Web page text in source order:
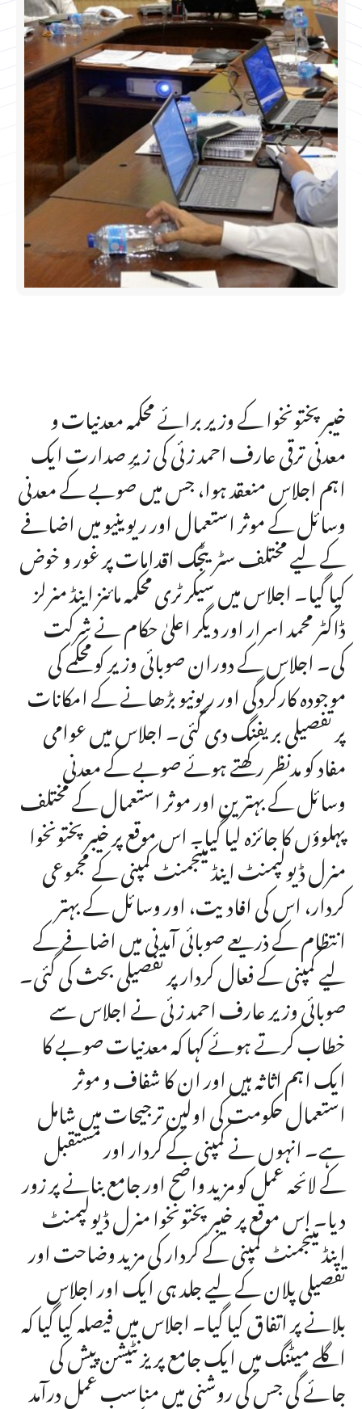
خیبر پختونخوا کے وزیر برائے محکمہ معدنیات و
معدنی ترقی عارف احمد زئی کی زیرِ صدارت ایک
اہم اجلاس منعقد ہوا، جس میں صوبے کے معدنی
وسائل کے موثر استعمال اور ریوینیو میں اضافے
کے لیے مختلف سٹریٹجک اقدامات پر غور و خوض
کیا گیا۔ اجلاس میں سیکرٹری محکمہ مائنز اینڈ منرلز
ڈاکٹر محمد اسرار اور دیگر اعلیٰ حکام نے شرکت
کی۔ اجلاس کے دوران صوبائی وزیر کو محکمے کی
موجودہ کارکردگی اور ریونیو بڑھانے کے امکانات
پر تفصیلی بریفنگ دی گئی۔ اجلاس میں عوامی
مفاد کو مدنظر رکھتے ہوئے صوبے کے معدنی
وسائل کے بہترین اور موثر استعمال کے مختلف
پہلوؤں کا جائزہ لیا گیا۔ اس موقع پر خیبر پختونخوا
منرل ڈیولپمنٹ اینڈ مینجمنٹ کمپنی کے مجموعی
کردار، اس کی افادیت، اور وسائل کے بہتر
انتظام کے ذریعے صوبائی آمدنی میں اضافے کے
لیے کمپنی کے فعال کردار پر تفصیلی بحث کی گئی۔
صوبائی وزیر عارف احمد زئی نے اجلاس سے
خطاب کرتے ہوئے کہا کہ معدنیات صوبے کا
ایک اہم اثاثہ ہیں اور ان کا شفاف و موثر
استعمال حکومت کی اولین ترجیحات میں شامل
ہے۔ انہوں نے کمپنی کے کردار اور مستقبل
کے لائحہ عمل کو مزید واضح اور جامع بنانے پر زور
دیا۔ اس موقع پر خیبر پختونخوا منرل ڈیولپمنٹ
اینڈ مینجمنٹ کمپنی کے کردار کی مزید وضاحت اور
تفصیلی پلان کے لیے جلد ہی ایک اور اجلاس
بلانے پر اتفاق کیا گیا۔ اجلاس میں فیصلہ کیا گیا کہ
اگلے میٹنگ میں ایک جامع پریزنٹیشن پیش کی
جائے گی جس کی روشنی میں مناسب عمل درآمد